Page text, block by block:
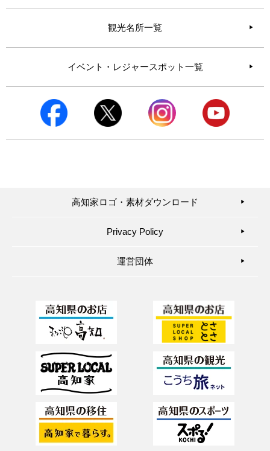
観光名所一覧
イベント・レジャースポット一覧
高知家ロゴ・素材ダウンロード ▶︎
Privacy Policy ▶︎
運営団体 ▶︎